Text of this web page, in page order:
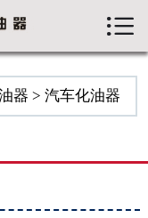

产品展示
新闻资讯
生产车间

器 >汽车化油器